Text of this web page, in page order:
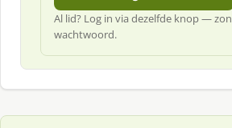
Al lid? Log in via dezelfde knop —
wachtwoord.